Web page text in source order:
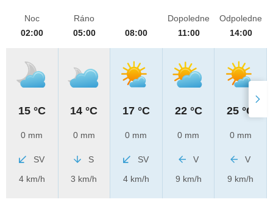
Noc
02:00
15 °C
0 mm
SV
4 km/h
Ráno
05:00
14 °C
0 mm
S
3 km/h
08:00
17 °C
0 mm
SV
4 km/h
Dopoledne
11:00
22 °C
0 mm
V
9 km/h
Odpoledne
14:00
25 °C
0 mm
V
9 km/h